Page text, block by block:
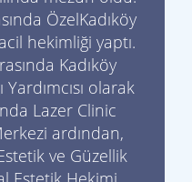
ÖzelKadıköy
hekimliği yaptı.
Kadıköy
Yardımcısı olarak
Lazer Clinic
ardından,
ve Güzellik